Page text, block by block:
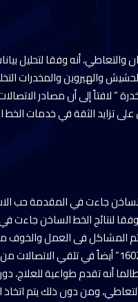
أنه وفقا لتحليل
المخدرة انتشاراً “الحشيش والهيروين
” لافتاً إلى أن مصادر
(أخ-أخت) بنسبة 27% ثم الأم بنسبة 13%،مما يدل على تزايد
للعلاج وفقا لنتائج الخط
بنسبة 37٪ ؜تليها المشاكل الصحية الجسدية والنفسية بنسبة 26٪؜ثم
القانون عليه بنسبة 7 ٪ لافتاً إلى استمرار الخط الساخن لعلاج
أنه تقدم طواعية للعلاج،
ومن دون ذلك يتم اتخاذ